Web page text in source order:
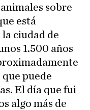
sobre
está
ciudad de
1.500 años
puede
El día que fui
algo más de